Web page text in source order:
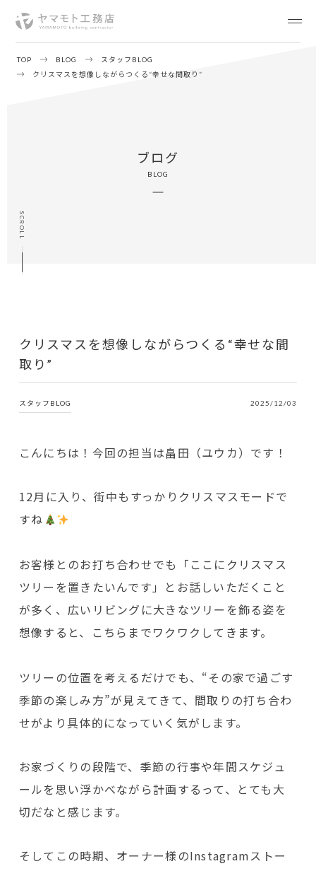
TOP BLOG
スタッフBLOG
クリスマスを想像しながらつくる“幸せな間取り”
SCROLL
ブログ
BLOG
クリスマスを想像しながらつくる“幸せな間
取り”
スタッフBLOG 2025/12/03
こんにちは！今回の担当は畠田（ユウカ）です！
12月に入り、街中もすっかりクリスマスモードで
すね
お客様とのお打ち合わせでも「ここにクリスマス
ツリーを置きたいんです」とお話しいただくこと
が多く、広いリビングに大きなツリーを飾る姿を
想像すると、こちらまでワクワクしてきます。
ツリーの位置を考えるだけでも、“その家で過ごす
季節の楽しみ方”が見えてきて、間取りの打ち合わ
せがより具体的になっていく気がします。
お家づくりの段階で、季節の行事や年間スケジュ
ールを思い浮かべながら計画するって、とても大
切だなと感じます。
そしてこの時期、オーナー様のInstagramストー